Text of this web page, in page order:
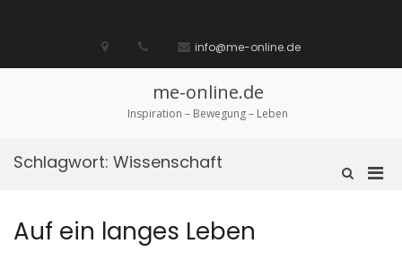
biete
/
Ich
suche
diese
Seite
info@me-online.de
me-online.de
Inspiration – Bewegung – Leben
Such-
Schlagwort: Wissenschaft
Auf ein langes Leben